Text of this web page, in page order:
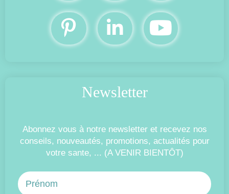
Newsletter
Abonnez vous à notre newsletter et recevez nos
conseils, nouveautés, promotions, actualités pour
votre sante, ... (A VENIR BIENTÔT)